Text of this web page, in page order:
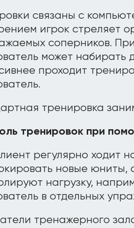
связаны с
игрок стреляет
соперников.
может набирать
проходит
тренировка
тренировок при
регулярно ходит
новые
нагрузку,
в отдельных
тренажерного